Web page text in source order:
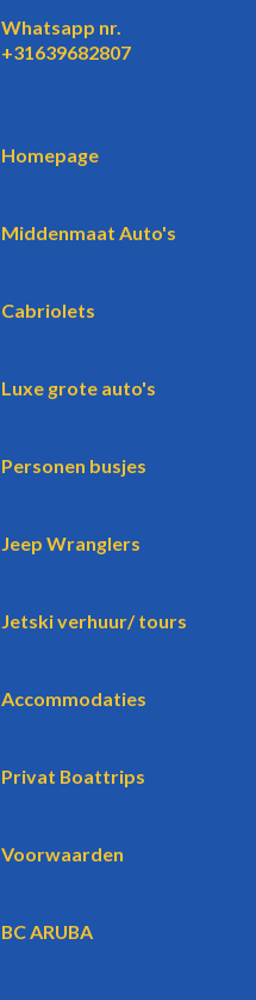
Whatsapp nr.
+31639682807
Homepage
Middenmaat Auto's
Cabriolets
Luxe grote auto's
Personen busjes
Jeep Wranglers
Jetski verhuur/ tours
Accommodaties
Privat Boattrips
Voorwaarden
BC ARUBA